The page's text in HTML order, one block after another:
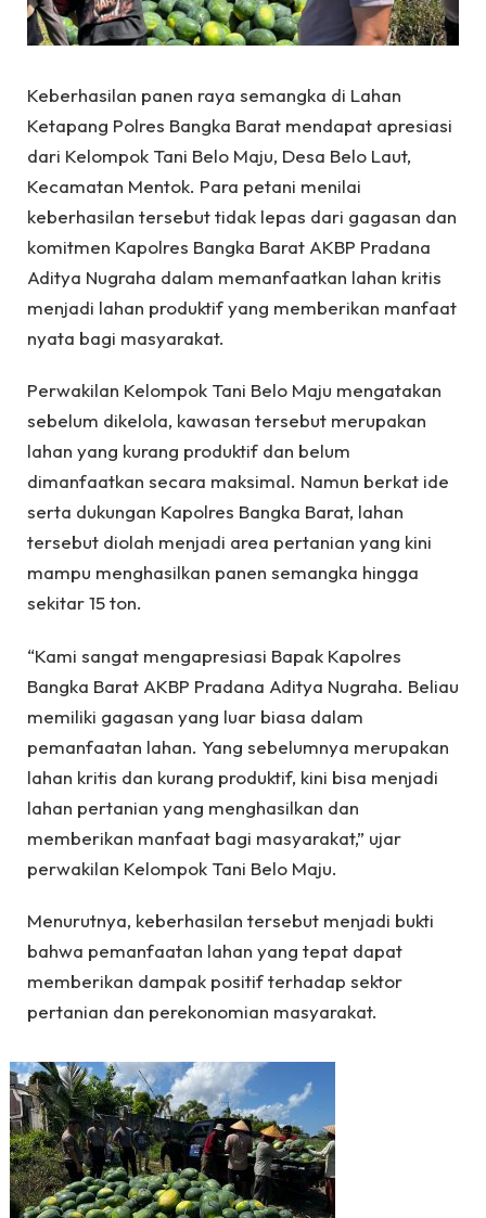
Keberhasilan panen raya semangka di Lahan
Ketapang Polres Bangka Barat mendapat apresiasi
dari Kelompok Tani Belo Maju, Desa Belo Laut,
Kecamatan Mentok. Para petani menilai
keberhasilan tersebut tidak lepas dari gagasan dan
komitmen Kapolres Bangka Barat AKBP Pradana
Aditya Nugraha dalam memanfaatkan lahan kritis
menjadi lahan produktif yang memberikan manfaat
nyata bagi masyarakat.
Perwakilan Kelompok Tani Belo Maju mengatakan
sebelum dikelola, kawasan tersebut merupakan
lahan yang kurang produktif dan belum
dimanfaatkan secara maksimal. Namun berkat ide
serta dukungan Kapolres Bangka Barat, lahan
tersebut diolah menjadi area pertanian yang kini
mampu menghasilkan panen semangka hingga
sekitar 15 ton.
“Kami sangat mengapresiasi Bapak Kapolres
Bangka Barat AKBP Pradana Aditya Nugraha. Beliau
memiliki gagasan yang luar biasa dalam
pemanfaatan lahan. Yang sebelumnya merupakan
lahan kritis dan kurang produktif, kini bisa menjadi
lahan pertanian yang menghasilkan dan
memberikan manfaat bagi masyarakat,” ujar
perwakilan Kelompok Tani Belo Maju.
Menurutnya, keberhasilan tersebut menjadi bukti
bahwa pemanfaatan lahan yang tepat dapat
memberikan dampak positif terhadap sektor
pertanian dan perekonomian masyarakat.